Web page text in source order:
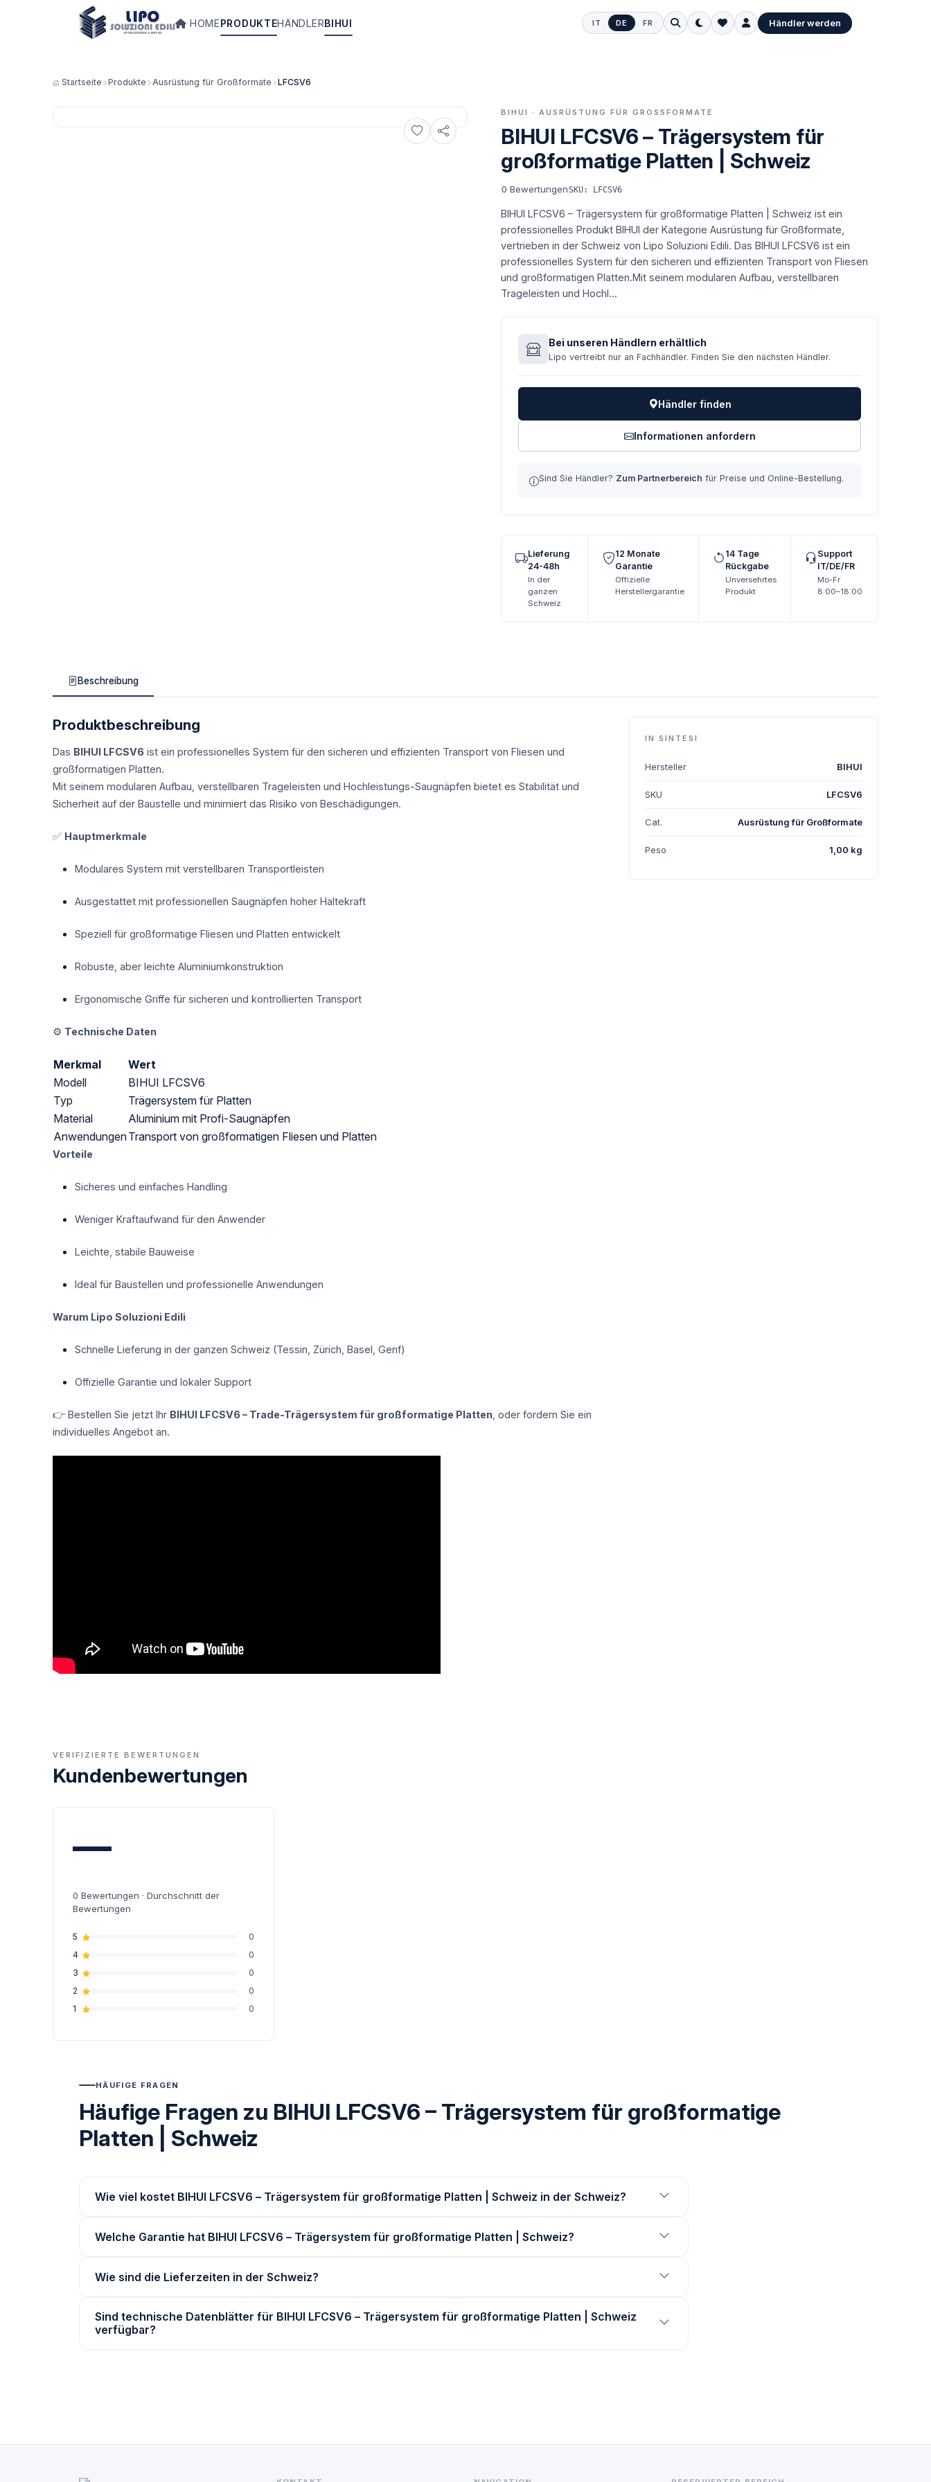
HOMEPRODUKTEHÄNDLERBIHUI IT DE FR Händler werden
Startseite Produkte Ausrüstung für Großformate LFCSV6
BIHUI · AUSRÜSTUNG FÜR GROSSFORMATE
BIHUI LFCSV6 – Trägersystem für
großformatige Platten | Schweiz
0 BewertungenSKU: LFCSV6
BIHUI LFCSV6 – Trägersystem für großformatige Platten | Schweiz ist ein
professionelles Produkt BIHUI der Kategorie Ausrüstung für Großformate,
vertrieben in der Schweiz von Lipo Soluzioni Edili. Das BIHUI LFCSV6 ist ein
professionelles System für den sicheren und effizienten Transport von Fliesen
und großformatigen Platten.Mit seinem modularen Aufbau, verstellbaren
Trageleisten und Hochl...
Bei unseren Händlern erhältlich
Lipo vertreibt nur an Fachhändler. Finden Sie den nächsten Händler.
Händler finden
Informationen anfordern
Sind Sie Händler? Zum Partnerbereich für Preise und Online-Bestellung.
Lieferung
24-48h
In der
ganzen
Schweiz
12 Monate
Garantie
Offizielle
Herstellergarantie
14 Tage
Rückgabe
Unversehrtes
Produkt
Support
IT/DE/FR
Mo-Fr
8:00–18:00
Beschreibung
Produktbeschreibung
Das BIHUI LFCSV6 ist ein professionelles System für den sicheren und effizienten Transport von Fliesen und
großformatigen Platten.
Mit seinem modularen Aufbau, verstellbaren Trageleisten und Hochleistungs-Saugnäpfen bietet es Stabilität und
Sicherheit auf der Baustelle und minimiert das Risiko von Beschädigungen.
✅ Hauptmerkmale
Modulares System mit verstellbaren Transportleisten
Ausgestattet mit professionellen Saugnäpfen hoher Haltekraft
Speziell für großformatige Fliesen und Platten entwickelt
Robuste, aber leichte Aluminiumkonstruktion
Ergonomische Griffe für sicheren und kontrollierten Transport
⚙️ Technische Daten
Merkmal
Wert
Modell
BIHUI LFCSV6
Typ
Trägersystem für Platten
Material
Aluminium mit Profi-Saugnäpfen
AnwendungenTransport von großformatigen Fliesen und Platten
Vorteile
Sicheres und einfaches Handling
Weniger Kraftaufwand für den Anwender
Leichte, stabile Bauweise
Ideal für Baustellen und professionelle Anwendungen
Warum Lipo Soluzioni Edili
Schnelle Lieferung in der ganzen Schweiz (Tessin, Zürich, Basel, Genf)
Offizielle Garantie und lokaler Support
👉 Bestellen Sie jetzt Ihr BIHUI LFCSV6 – Trade-Trägersystem für großformatige Platten , oder fordern Sie ein
individuelles Angebot an.
IN SINTESI
Hersteller BIHUI
SKU LFCSV6
Cat. Ausrüstung für Großformate
Peso 1,00 kg
VERIFIZIERTE BEWERTUNGEN
Kundenbewertungen
—
0 Bewertungen · Durchschnitt der
Bewertungen
5
0
4
0
3
0
2
0
1
0
HÄUFIGE FRAGEN
Häufige Fragen zu BIHUI LFCSV6 – Trägersystem für großformatige
Platten | Schweiz
Wie viel kostet BIHUI LFCSV6 – Trägersystem für großformatige Platten | Schweiz in der Schweiz?
Welche Garantie hat BIHUI LFCSV6 – Trägersystem für großformatige Platten | Schweiz?
Wie sind die Lieferzeiten in der Schweiz?
Sind technische Datenblätter für BIHUI LFCSV6 – Trägersystem für großformatige Platten | Schweiz
verfügbar?